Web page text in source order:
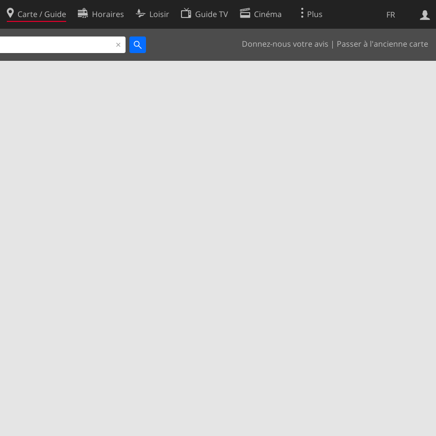
FR
Carte / Guide Horaires Loisir Guide TV Cinéma Plus
Donnez-nous votre avis | Passer à l'ancienne carte
Web
Politique en matière de cookies
Préférences de cookies